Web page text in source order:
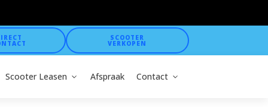
SCOOTER
VERKOPEN
Scooter Leasen Afspraak Contact